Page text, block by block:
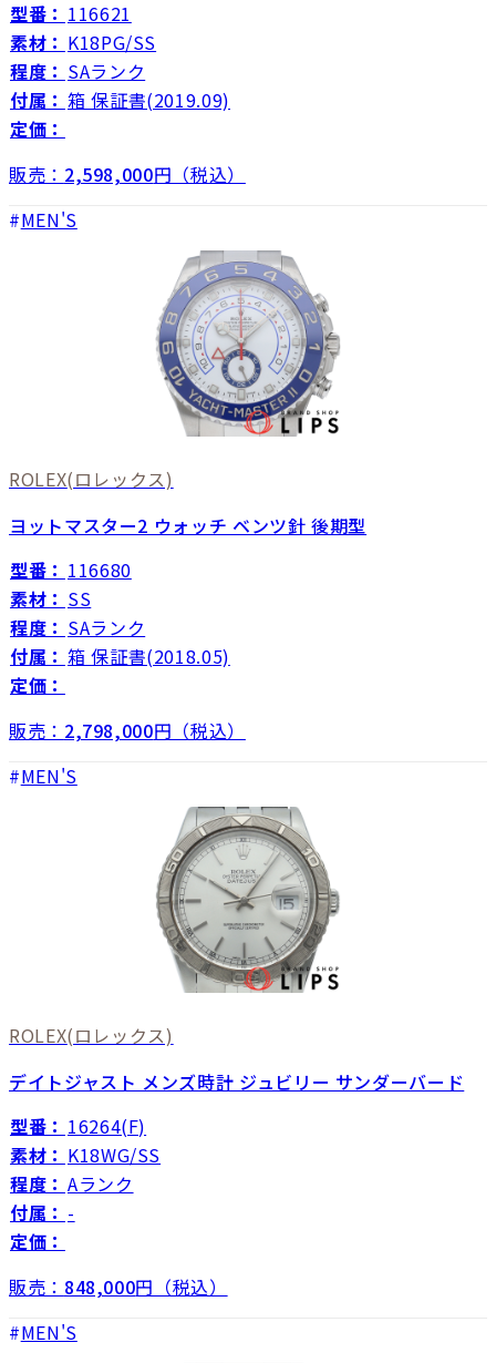
型番： 116621
素材： K18PG/SS
程度： SAランク
付属： 箱 保証書(2019.09)
定価：
販売： 2,598,000円（税込）
MEN'S
ROLEX(ロレックス)
ヨットマスター2 ウォッチ ベンツ針 後期型
型番： 116680
素材： SS
程度： SAランク
付属： 箱 保証書(2018.05)
定価：
販売： 2,798,000円（税込）
MEN'S
ROLEX(ロレックス)
デイトジャスト メンズ時計 ジュビリー サンダーバード
型番： 16264(F)
素材： K18WG/SS
程度： Aランク
付属： -
定価：
販売： 848,000円（税込）
MEN'S